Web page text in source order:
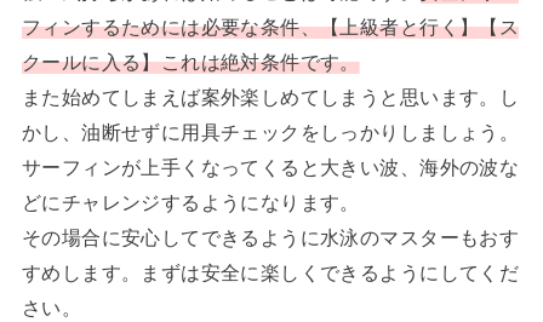
フィンするためには必要な条件、【上級者と行く】【ス
クールに入る】これは絶対条件です。
また始めてしまえば案外楽しめてしまうと思います。し
かし、油断せずに用具チェックをしっかりしましょう。
サーフィンが上手くなってくると大きい波、海外の波な
どにチャレンジするようになります。
その場合に安心してできるように水泳のマスターもおす
すめします。まずは安全に楽しくできるようにしてくだ
さい。